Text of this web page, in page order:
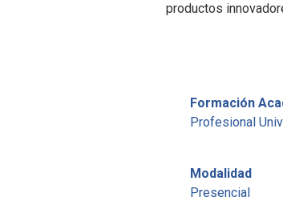
productos
Formación
Profesional
Modalidad
Presencial